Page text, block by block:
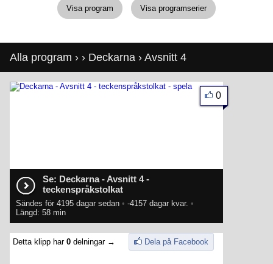
Visa program Visa programserier
Alla program › › Deckarna › Avsnitt 4
Se: Deckarna - Avsnitt 4 -
teckenspråkstolkat
Sändes för 4195 dagar sedan • -4157 dagar kvar. •
Längd: 58 min
0
Detta klipp har 0 delningar → Dela på Facebook